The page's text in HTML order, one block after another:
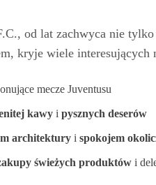
od lat zachwyca nie
kryje wiele interesujących
mecze Juventusu
kawy i pysznych deserów
architektury i spokojem
świeżych produktów i